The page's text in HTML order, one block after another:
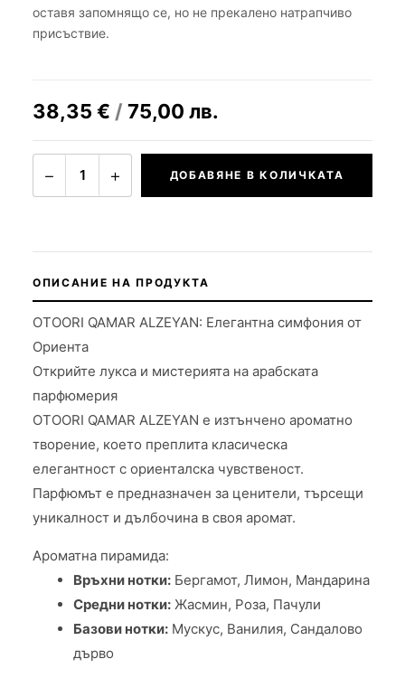
оставя запомнящо се, но не прекалено натрапчиво
присъствие.
38,35 € / 75,00 лв.
− 1 + ДОБАВЯНЕ В КОЛИЧКАТА
ОПИСАНИЕ НА ПРОДУКТА
OTOORI QAMAR ALZEYAN: Елегантна симфония от
Ориента
Открийте лукса и мистерията на арабската
парфюмерия
OTOORI QAMAR ALZEYAN е изтънчено ароматно
творение, което преплита класическа
елегантност с ориенталска чувственост.
Парфюмът е предназначен за ценители, търсещи
уникалност и дълбочина в своя аромат.
Ароматна пирамида:
Връхни нотки: Бергамот, Лимон, Мандарина
Средни нотки: Жасмин, Роза, Пачули
Базови нотки: Мускус, Ванилия, Сандалово
дърво